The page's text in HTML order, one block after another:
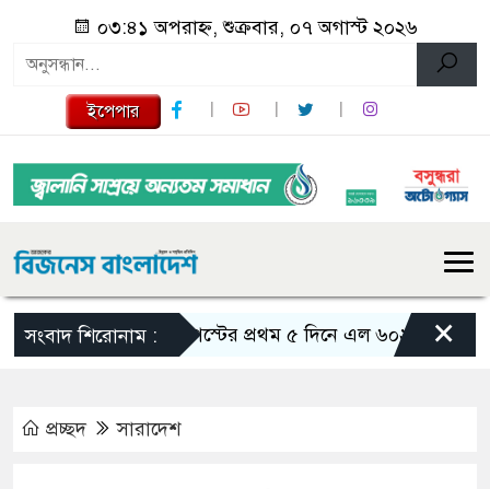
০৩:৪১ অপরাহ্ন, শুক্রবার, ০৭ অগাস্ট ২০২৬
ইপেপার
সংবাদ শিরোনাম :আগস্টের প্রথম ৫ দিনে এল ৬০২ মিলিয়ন ডলার
×
প্রচ্ছদ সারাদেশ